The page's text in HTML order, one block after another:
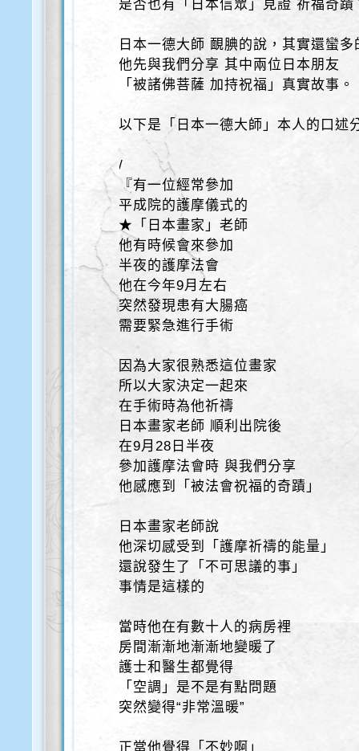
是否也有「日本信眾」見證 祈福奇蹟
日本一德大師 靦腆的說，其實還蠻多
他先與我們分享 其中兩位日本朋友
「被諸佛菩薩 加持祝福」真實故事。
以下是「日本一德大師」本人的口述
/
『有一位經常參加
平成院的護摩儀式的
★「日本畫家」老師
他有時候會來參加
半夜的護摩法會
他在今年9月左右
突然發現患有大腸癌
需要緊急進行手術
因為大家很熟悉這位畫家
所以大家決定一起來
在手術時為他祈禱
日本畫家老師 順利出院後
在9月28日半夜
參加護摩法會時 與我們分享
他感應到「被法會祝福的奇蹟」
日本畫家老師說
他深切感受到「護摩祈禱的能量」
還說發生了「不可思議的事」
事情是這樣的
當時他在有數十人的病房裡
房間漸漸地漸漸地變暖了
護士和醫生都覺得
「空調」是不是有點問題
突然變得“非常溫暖”
正當他覺得「不妙啊」